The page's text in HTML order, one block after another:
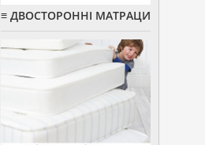
≡ ДВОСТОРОННІ МАТРАЦИ